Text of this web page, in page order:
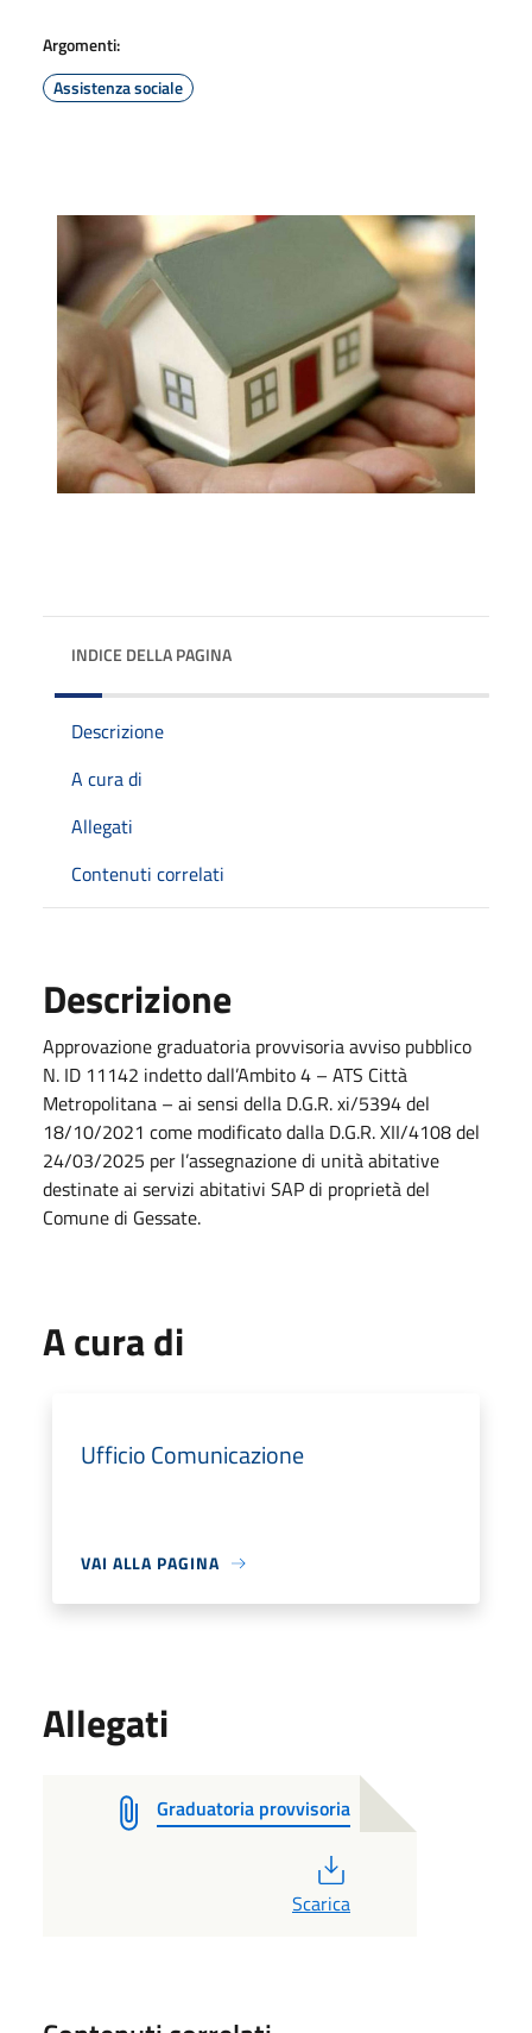
Argomenti:
Assistenza sociale
INDICE DELLA PAGINA
Descrizione
A cura di
Allegati
Contenuti correlati
Descrizione
Approvazione graduatoria provvisoria avviso pubblico
N. ID 11142 indetto dall’Ambito 4 – ATS Città
Metropolitana – ai sensi della D.G.R. xi/5394 del
18/10/2021 come modificato dalla D.G.R. XII/4108 del
24/03/2025 per l’assegnazione di unità abitative
destinate ai servizi abitativi SAP di proprietà del
Comune di Gessate.
A cura di
Ufficio Comunicazione
VAI ALLA PAGINA
Allegati
Graduatoria provvisoria
Scarica